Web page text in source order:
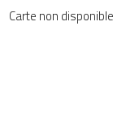
Carte non disponible